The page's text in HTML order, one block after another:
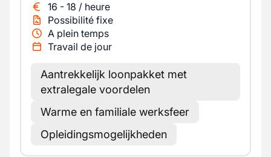
16 - 18 / heure
Possibilité fixe
A plein temps
Travail de jour
Aantrekkelijk loonpakket met
extralegale voordelen
Warme en familiale werksfeer
Opleidingsmogelijkheden